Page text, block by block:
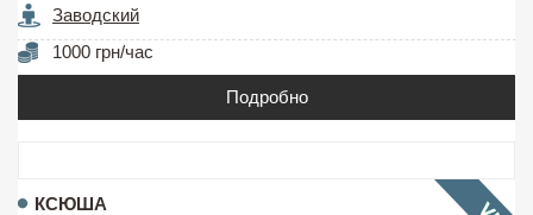
Заводский
1000 грн/час
Подробно
КСЮША